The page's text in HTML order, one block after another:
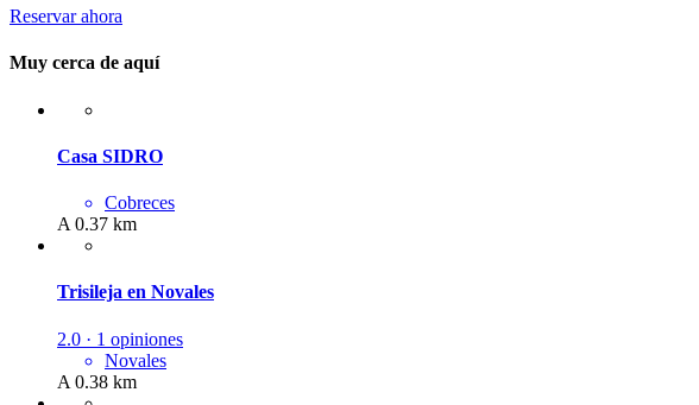
Reservar ahora
Muy cerca de aquí
Casa SIDRO
Cobreces
A 0.37 km
Trisileja en Novales
2.0 · 1 opiniones
Novales
A 0.38 km